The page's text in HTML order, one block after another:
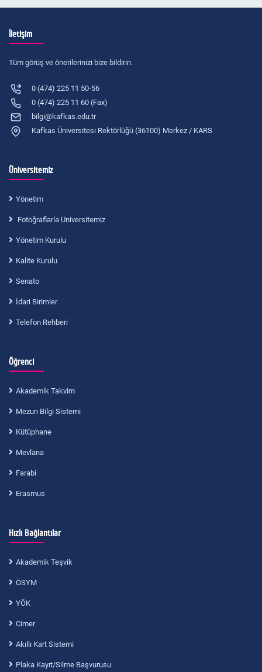
İletişim
Tüm görüş ve önerilerinizi bize bildirin.
0 (474) 225 11 50-56
0 (474) 225 11 60 (Fax)
bilgi@kafkas.edu.tr
Kafkas Üniversitesi Rektörlüğü (36100) Merkez / KARS
Üniversitemiz
Yönetim
Fotoğraflarla Üniversitemiz
Yönetim Kurulu
Kalite Kurulu
Senato
İdari Birimler
Telefon Rehberi
Öğrenci
Akademik Takvim
Mezun Bilgi Sistemi
Kütüphane
Mevlana
Farabi
Erasmus
Hızlı Bağlantılar
Akademik Teşvik
ÖSYM
YÖK
Cimer
Akıllı Kart Sistemi
Plaka Kayıt/Silme Başvurusu